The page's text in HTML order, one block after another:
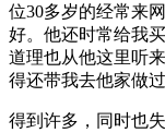
位30多岁的经常来
好。他还时常给我
道理也从他这里听
得还带我去他家做
得到许多，同时也